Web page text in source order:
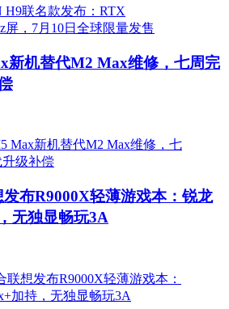
新机替代M2 Max维修，七周完
布R9000X轻薄游戏本：锐龙
无独显畅玩3A